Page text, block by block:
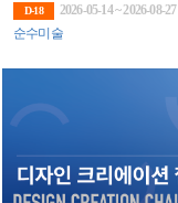
D-18
2026-05-14 ~ 2026-08-27
순수미술